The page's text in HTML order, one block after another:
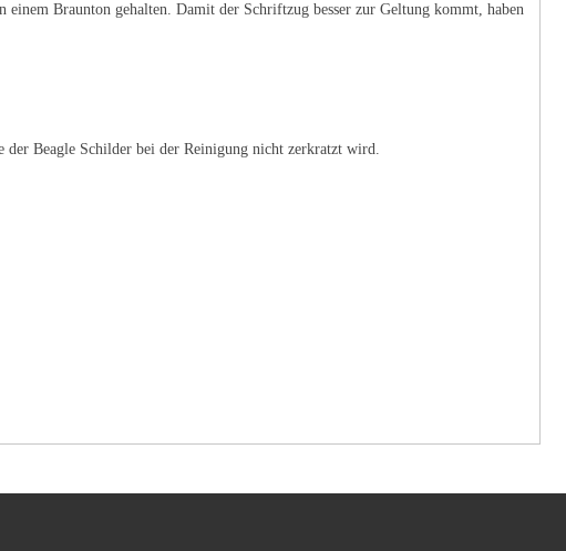
Braunton gehalten. Damit der Schriftzug besser zur Geltung kommt, haben
der Beagle Schilder bei der Reinigung nicht zerkratzt wird.